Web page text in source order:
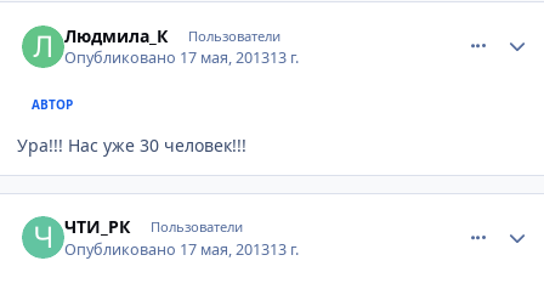
Людмила_К Пользователи
Опубликовано 17 мая, 201313 г.
АВТОР
Ура!!! Нас уже 30 человек!!!
ЧТИ_РК Пользователи
Опубликовано 17 мая, 201313 г.